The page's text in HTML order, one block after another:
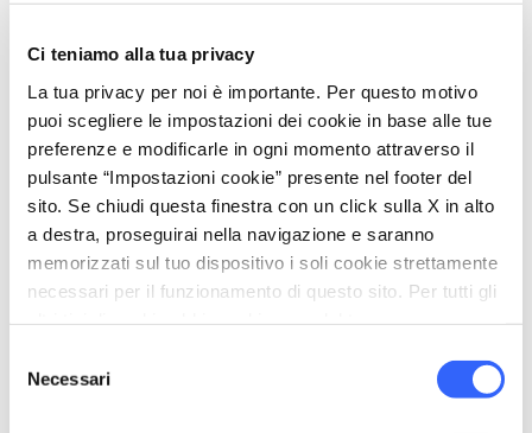
Ci teniamo alla tua privacy
La tua privacy per noi è importante. Per questo motivo
puoi scegliere le impostazioni dei cookie in base alle tue
preferenze e modificarle in ogni momento attraverso il
pulsante “Impostazioni cookie” presente nel footer del
sito. Se chiudi questa finestra con un click sulla X in alto
a destra, proseguirai nella navigazione e saranno
memorizzati sul tuo dispositivo i soli cookie strettamente
necessari per il funzionamento di questo sito. Per tutti gli
delNecessari
Bollitore/macchina da caffè
Insonorizzazione
Riscaldamento
Tv in camera
translate Lingue parlate
Inglese
Italiano
family_restroom Servizi per famiglie
Stendibiancheria